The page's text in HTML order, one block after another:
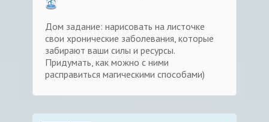
Дом задание: нарисовать на листочке
свои хронические заболевания, которые
забирают ваши силы и ресурсы.
Придумать, как можно с ними
расправиться магическими способами)